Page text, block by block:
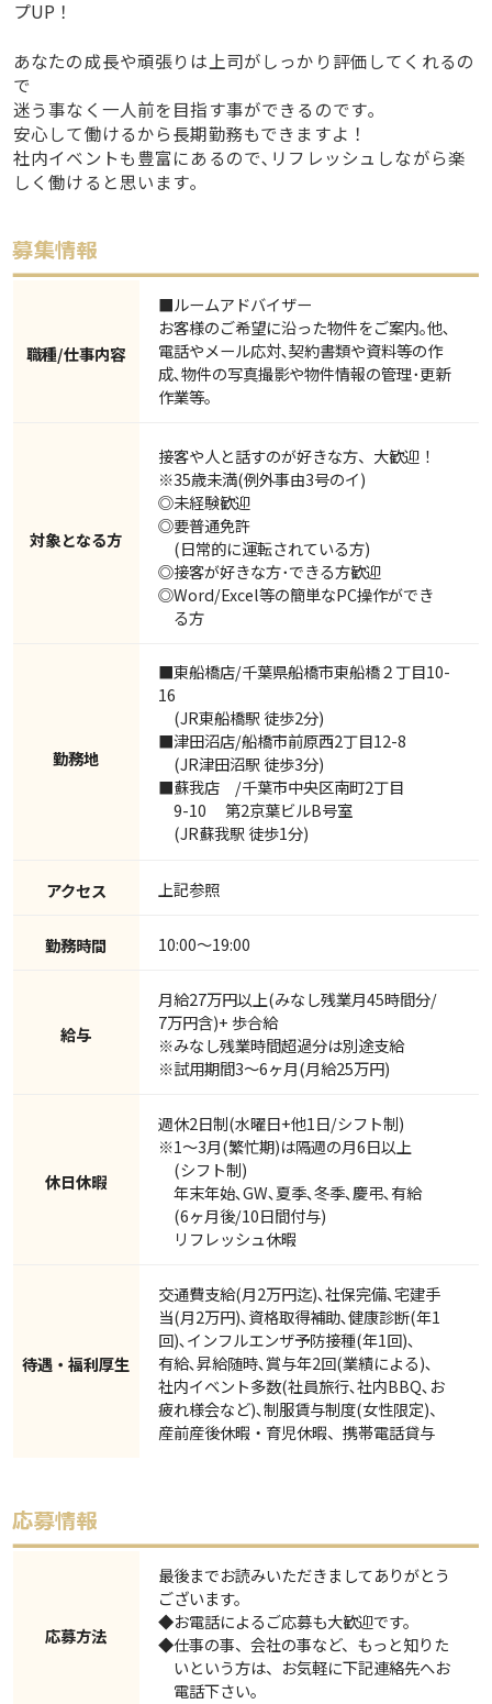
プUP！
あなたの成長や頑張りは上司がしっかり評価してくれるの
で
迷う事なく一人前を目指す事ができるのです｡
安心して働けるから長期勤務もできますよ！
社内イベントも豊富にあるので､リフレッシュしながら楽
しく働けると思います｡
職種/仕事内容
■ルームアドバイザー
お客様のご希望に沿った物件をご案内｡他､
電話やメール応対､契約書類や資料等の作
成､物件の写真撮影や物件情報の管理･更新
作業等｡
対象となる方
接客や人と話すのが好きな方、大歓迎！
※35歳未満(例外事由3号のイ)
◎未経験歓迎
◎要普通免許
(日常的に運転されている方)
◎接客が好きな方･できる方歓迎
◎Word/Excel等の簡単なPC操作ができ
る方
勤務地
■東船橋店/千葉県船橋市東船橋２丁目10-
16
(JR東船橋駅 徒歩2分)
■津田沼店/船橋市前原西2丁目12-8
(JR津田沼駅 徒歩3分)
■蘇我店 /千葉市中央区南町2丁目
9-10 第2京葉ビルB号室
(JR蘇我駅 徒歩1分)
アクセス 上記参照
勤務時間 10:00～19:00
給与
月給27万円以上(みなし残業月45時間分/
7万円含)+ 歩合給
※みなし残業時間超過分は別途支給
※試用期間3～6ヶ月(月給25万円)
休日休暇
週休2日制(水曜日+他1日/シフト制)
※1～3月(繁忙期)は隔週の月6日以上
(シフト制)
年末年始､GW､夏季､冬季､慶弔､有給
(6ヶ月後/10日間付与)
リフレッシュ休暇
待遇・福利厚生
交通費支給(月2万円迄)､社保完備､宅建手
当(月2万円)､資格取得補助､健康診断(年1
回)､インフルエンザ予防接種(年1回)､
有給､昇給随時､賞与年2回(業績による)､
社内イベント多数(社員旅行､社内BBQ､お
疲れ様会など)､制服賃与制度(女性限定)、
産前産後休暇・育児休暇、携帯電話貸与
応募方法
最後までお読みいただきましてありがとう
ございます。
◆お電話によるご応募も大歓迎です。
◆仕事の事、会社の事など、もっと知りた
いという方は、お気軽に下記連絡先へお
電話下さい。